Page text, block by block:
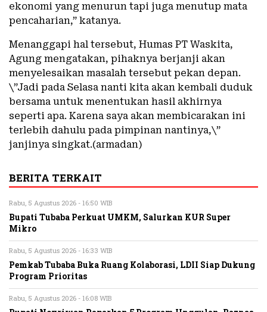
ekonomi yang menurun tapi juga menutup mata
pencaharian,” katanya.
Menanggapi hal tersebut, Humas PT Waskita,
Agung mengatakan, pihaknya berjanji akan
menyelesaikan masalah tersebut pekan depan.
\”Jadi pada Selasa nanti kita akan kembali duduk
bersama untuk menentukan hasil akhirnya
seperti apa. Karena saya akan membicarakan ini
terlebih dahulu pada pimpinan nantinya,\”
janjinya singkat.(armadan)
BERITA TERKAIT
Rabu, 5 Agustus 2026 - 16:50 WIB
Bupati Tubaba Perkuat UMKM, Salurkan KUR Super
Mikro
Rabu, 5 Agustus 2026 - 16:33 WIB
Pemkab Tubaba Buka Ruang Kolaborasi, LDII Siap Dukung
Program Prioritas
Rabu, 5 Agustus 2026 - 16:08 WIB